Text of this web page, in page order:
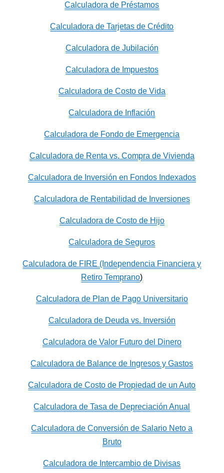
Calculadora de Préstamos
Calculadora de Tarjetas de Crédito
Calculadora de Jubilación
Calculadora de Impuestos
Calculadora de Costo de Vida
Calculadora de Inflación
Calculadora de Fondo de Emergencia
Calculadora de Renta vs. Compra de Vivienda
Calculadora de Inversión en Fondos Indexados
Calculadora de Rentabilidad de Inversiones
Calculadora de Costo de Hijo
Calculadora de Seguros
Calculadora de FIRE (Independencia Financiera y
Retiro Temprano)
Calculadora de Plan de Pago Universitario
Calculadora de Deuda vs. Inversión
Calculadora de Valor Futuro del Dinero
Calculadora de Balance de Ingresos y Gastos
Calculadora de Costo de Propiedad de un Auto
Calculadora de Tasa de Depreciación Anual
Calculadora de Conversión de Salario Neto a
Bruto
Calculadora de Intercambio de Divisas